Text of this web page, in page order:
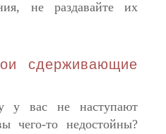
не раздавайте их
сдерживающие
у вас не наступают
чего-то недостойны?